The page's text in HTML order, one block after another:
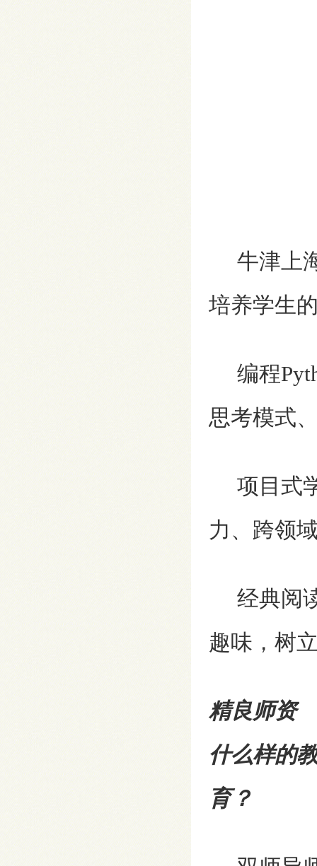
牛津上
培养学生
编程
思考模式
项目式
力、跨领
经典阅
趣味，树
精良师资
什么样的
育？